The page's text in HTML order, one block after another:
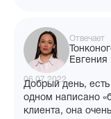
Отвечает
Евгения
06.07.2022
Добрый день,
одном написано
клиента, она